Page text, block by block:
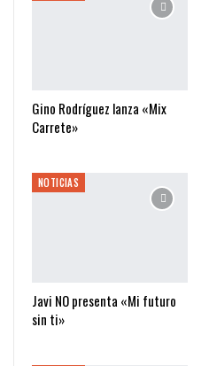
Gino Rodríguez lanza «Mix
Carrete»
NOTICIAS
Javi NO presenta «Mi futuro
sin ti»